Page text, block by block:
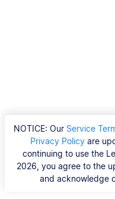
NOTICE: Our Service
Privacy Policyare
continuing to use the
2026, you agree to the
and acknowledge